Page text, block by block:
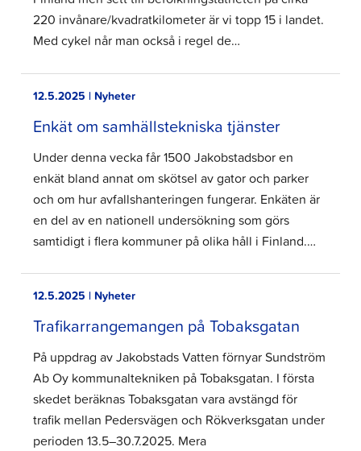
220 invånare/kvadratkilometer är vi topp 15 i landet.
Med cykel når man också i regel de…
12.5.2025 | Nyheter
Enkät om samhällstekniska tjänster
Under denna vecka får 1500 Jakobstadsbor en
enkät bland annat om skötsel av gator och parker
och om hur avfallshanteringen fungerar. Enkäten är
en del av en nationell undersökning som görs
samtidigt i flera kommuner på olika håll i Finland.…
12.5.2025 | Nyheter
Trafikarrangemangen på Tobaksgatan
På uppdrag av Jakobstads Vatten förnyar Sundström
Ab Oy kommunaltekniken på Tobaksgatan. I första
skedet beräknas Tobaksgatan vara avstängd för
trafik mellan Pedersvägen och Rökverksgatan under
perioden 13.5–30.7.2025. Mera